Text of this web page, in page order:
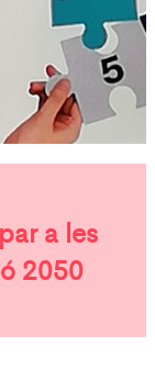
a les
2050